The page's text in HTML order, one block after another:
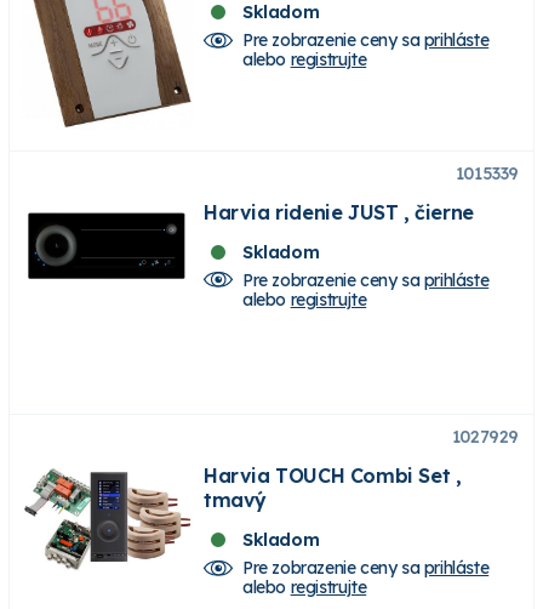
Skladom
Pre zobrazenie ceny saprihláste
alebo registrujte
1015339
Harvia ridenie JUST , čierne
Skladom
Pre zobrazenie ceny saprihláste
alebo registrujte
1027929
Harvia TOUCH Combi Set ,
tmavý
Skladom
Pre zobrazenie ceny saprihláste
alebo registrujte